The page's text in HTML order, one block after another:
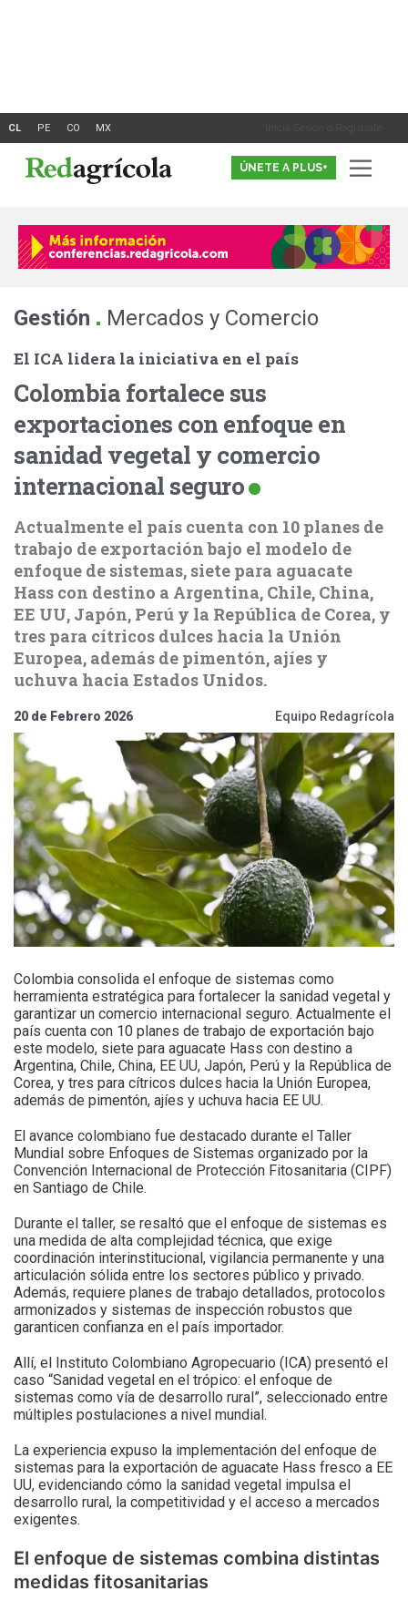
Inicia Sesión o Registrate
ÚNETE A PLUS+
Gestión . Mercados y Comercio
El ICA lidera la iniciativa en el país
Colombia fortalece sus
exportaciones con enfoque en
sanidad vegetal y comercio
internacional seguro
Actualmente el país cuenta con 10 planes de
trabajo de exportación bajo el modelo de
enfoque de sistemas, siete para aguacate
Hass con destino a Argentina, Chile, China,
EE UU, Japón, Perú y la República de Corea, y
tres para cítricos dulces hacia la Unión
Europea, además de pimentón, ajíes y
uchuva hacia Estados Unidos.
20 de Febrero 2026 Equipo Redagrícola
Colombia consolida el enfoque de sistemas como
herramienta estratégica para fortalecer la sanidad vegetal y
garantizar un comercio internacional seguro. Actualmente el
país cuenta con 10 planes de trabajo de exportación bajo
este modelo, siete para aguacate Hass con destino a
Argentina, Chile, China, EE UU, Japón, Perú y la República de
Corea, y tres para cítricos dulces hacia la Unión Europea,
además de pimentón, ajíes y uchuva hacia EE UU.
El avance colombiano fue destacado durante el Taller
Mundial sobre Enfoques de Sistemas organizado por la
Convención Internacional de Protección Fitosanitaria (CIPF)
en Santiago de Chile.
Durante el taller, se resaltó que el enfoque de sistemas es
una medida de alta complejidad técnica, que exige
coordinación interinstitucional, vigilancia permanente y una
articulación sólida entre los sectores público y privado.
Además, requiere planes de trabajo detallados, protocolos
armonizados y sistemas de inspección robustos que
garanticen confianza en el país importador.
Allí, el Instituto Colombiano Agropecuario (ICA) presentó el
caso “Sanidad vegetal en el trópico: el enfoque de
sistemas como vía de desarrollo rural”, seleccionado entre
múltiples postulaciones a nivel mundial.
La experiencia expuso la implementación del enfoque de
sistemas para la exportación de aguacate Hass fresco a EE
UU, evidenciando cómo la sanidad vegetal impulsa el
desarrollo rural, la competitividad y el acceso a mercados
exigentes.
El enfoque de sistemas combina distintas
medidas fitosanitarias